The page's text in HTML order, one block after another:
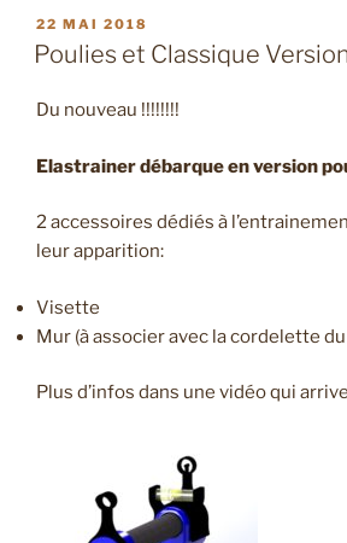
PUBLIÉ
LE
22 MAI 2018
Poulies et Classique
Du nouveau !!!!!!!!
Elastrainer débarque en version
2 accessoires dédiés à
leur apparition:
Visette
Mur (à associer avec la cordelette
Plus d’infos dans une vidéo qui